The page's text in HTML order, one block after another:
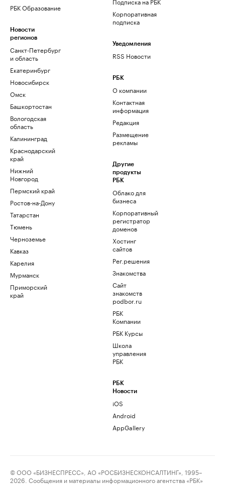
РБК Образование
Новости
регионов
Санкт-Петербург
и область
Екатеринбург
Новосибирск
Омск
Башкортостан
Вологодская
область
Калининград
Краснодарский
край
Нижний
Новгород
Пермский край
Ростов-на-Дону
Татарстан
Тюмень
Черноземье
Кавказ
Карелия
Мурманск
Приморский
край
Корпоративная
подписка
Уведомления
RSS Новости
РБК
О компании
Контактная
информация
Редакция
Размещение
рекламы
Другие
продукты
РБК
Облако для
бизнеса
Корпоративный
регистратор
доменов
Хостинг
сайтов
Рег.решения
Знакомства
Сайт
знакомств
podbor.ru
РБК
Компании
РБК Курсы
Школа
управления
РБК
РБК
Новости
iOS
Android
AppGallery
© ООО «БИЗНЕСПРЕСС», АО «РОСБИЗНЕСКОНСАЛТИНГ», 1995–
2026. Сообщения и материалы информационного агентства «РБК»